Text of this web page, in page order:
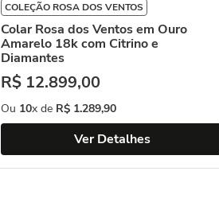
COLEÇÃO ROSA DOS VENTOS
Colar Rosa dos Ventos em Ouro
Amarelo 18k com Citrino e
Diamantes
R$ 12.899,00
Ou 10x de R$ 1.289,90
Ver Detalhes